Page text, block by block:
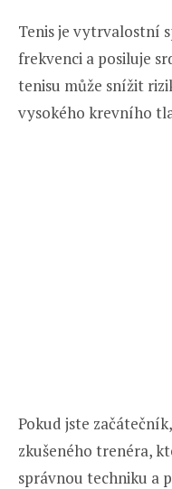
Tenis je vytrvalostní
frekvenci a posiluje
tenisu může snížit
vysokého krevního
Pokud jste
zkušeného trenéra,
správnou techniku a